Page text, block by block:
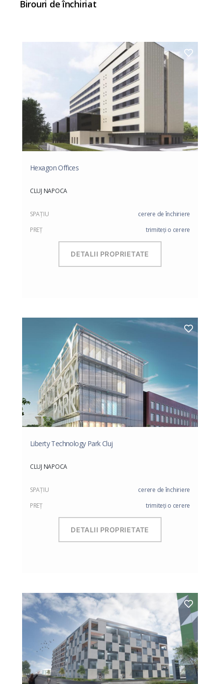
Birouri de închiriat
Hexagon Offices
CLUJ NAPOCA
SPAŢIU
cerere de închiriere
PREŢ
trimiteți o cerere
DETALII PROPRIETATE
Liberty Technology Park Cluj
CLUJ NAPOCA
SPAŢIU
cerere de închiriere
PREŢ
trimiteți o cerere
DETALII PROPRIETATE